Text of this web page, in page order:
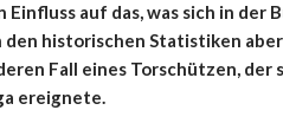
auf das, was sich in der
den historischen Statistiken
Fall eines Torschützen, der
ereignete.